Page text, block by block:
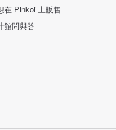
在 Pinkoi 上販售
館問與答